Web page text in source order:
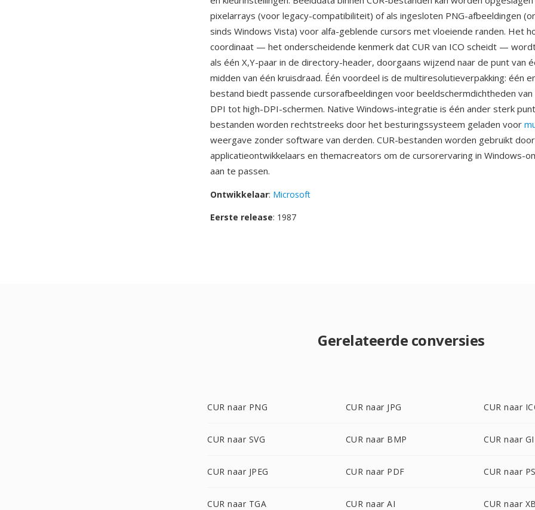
pixelarrays (voor legacy-compatibiliteit) of als ingesloten PNG-afbeeldingen
sinds Windows Vista) voor alfa-geblende cursors met vloeiende randen. Het
coordinaat — het onderscheidende kenmerk dat CUR van ICO scheidt —
als één X,Y-paar in de directory-header, doorgaans wijzend naar de punt van
midden van één kruisdraad. Één voordeel is de multiresolutieverpakking: één
bestand biedt passende cursorafbeeldingen voor beeldschermdichtheden
DPI tot high-DPI-schermen. Native Windows-integratie is één ander sterk
bestanden worden rechtstreeks door het besturingssysteem geladen voor
weergave zonder software van derden. CUR-bestanden worden gebruikt door
applicatieontwikkelaars en themacreators om de cursorervaring in Windows-
aan te passen.
Ontwikkelaar: Microsoft
Eerste release: 1987
Gerelateerde conversies
CUR naar PNG CUR naar JPG CUR naar
CUR naar SVG CUR naar BMP CUR naar
CUR naar JPEG CUR naar PDF CUR naar
CUR naar TGA CUR naar AI CUR naar